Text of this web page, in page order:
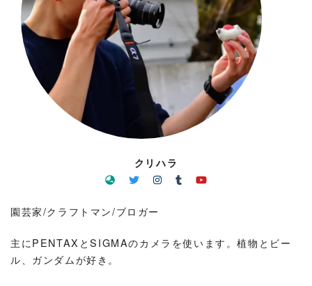
クリハラ
園芸家/クラフトマン/ブロガー
主にPENTAXとSIGMAのカメラを使います。植物とビー
ル、ガンダムが好き。